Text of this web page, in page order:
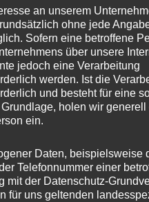
zu sagen und
schließe ich diesen
Coaching
haben, mein Arbeitsleben
ich Ihnen diese
an unserem
ohne jede
Sofern eine betroffene
über unsere
jedoch eine Verarbeitung
werden. Ist die
und besteht für eine
holen wir generell
ein.
Daten, beispielsweise
Telefonnummer einer
mit der Datenschutz-
für uns geltenden